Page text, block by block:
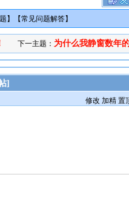
】【常见问题解答】
下一主题： 为什么我静窗数年
]
修改 加精 置